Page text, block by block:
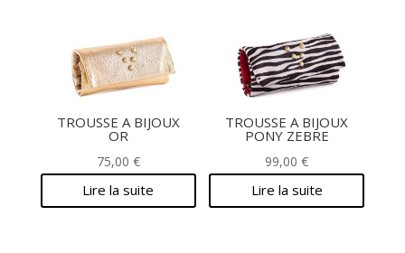
TROUSSE A BIJOUX
OR
75,00 €
Lire la suite
TROUSSE A BIJOUX
PONY ZEBRE
99,00€
Lire la suite